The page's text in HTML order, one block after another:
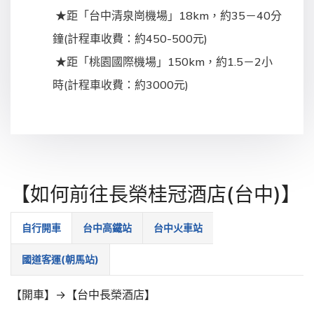
★距「台中清泉崗機場」18km，約35－40分
鐘(計程車收費：約450-500元)
★距「桃園國際機場」150km，約1.5－2小
時(計程車收費：約3000元)
【如何前往長榮桂冠酒店(台中)】
自行開車 台中高鐵站 台中火車站
國道客運(朝馬站)
【開車】→【台中長榮酒店】